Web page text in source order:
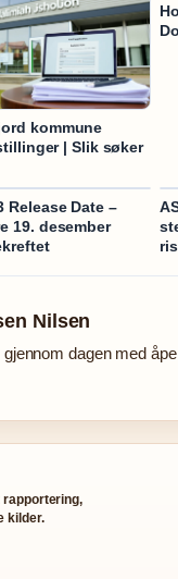
kommune
| Slik søker
Release Date –
19. desember
Nilsen
dagen med
kilder.